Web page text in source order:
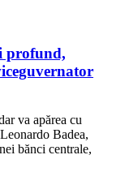
profund,
va apărea cu
Badea,
bănci centrale,